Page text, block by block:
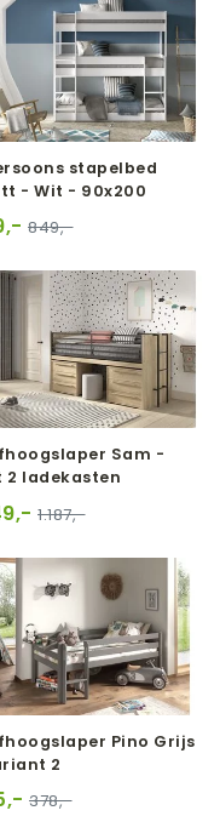
stapelbed
- Wit - 90x200
849,-
Sam -
2 ladekasten
1.187,-
Pino Grijs
2
378,-